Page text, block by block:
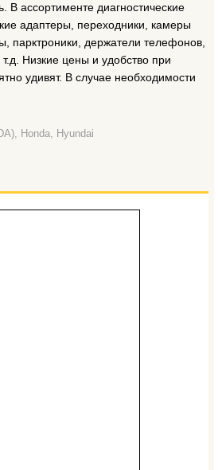
В ассортименте диагностические
адаптеры, переходники, камеры
парктроники, держатели телефонов,
Низкие цены и удобство при
удивят. В случае необходимости
Honda, Hyundai